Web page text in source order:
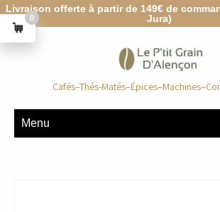
Livraison offerte à partir de 149€ de
Jura)
Cafés–Thés-
Menu
0